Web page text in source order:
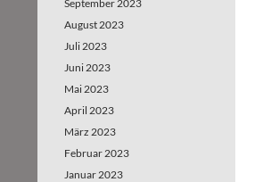
September 2023
August 2023
Juli 2023
Juni 2023
Mai 2023
April 2023
März 2023
Februar 2023
Januar 2023